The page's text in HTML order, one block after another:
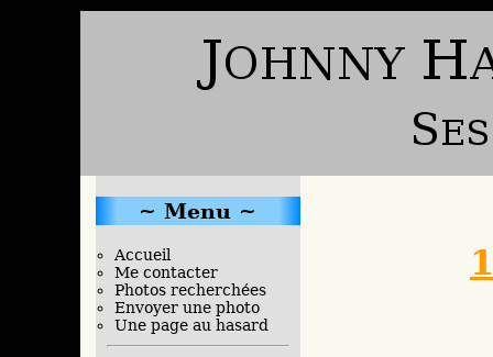
Menu
Accueil
Me contacter
Photos recherchées
Envoyer une photo
Une page au hasard